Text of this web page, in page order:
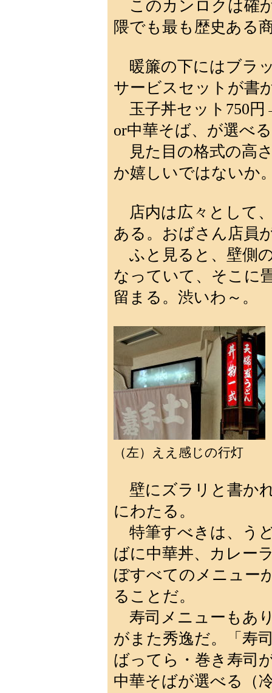
このカンロクは確
隈でも最も歴史ある
暖簾の下にはブラ
サービスセットが書
玉子丼セット750円
or中華そば、が選べ
見た目の格式の高
か嬉しいではないか
店内は広々として
ある。おばさん店員
ふと見ると、壁側
なっていて、そこに
留まる。渋いわ～。
（左）ええ感じの行灯
壁にズラリと書か
にわたる。
特筆すべきは、う
ばに中華丼、カレー
ぼすべてのメニュー
ることだ。
寿司メニューもあ
がまた秀逸だ。「寿
ばってら・巻き寿司
中華そばが選べる（